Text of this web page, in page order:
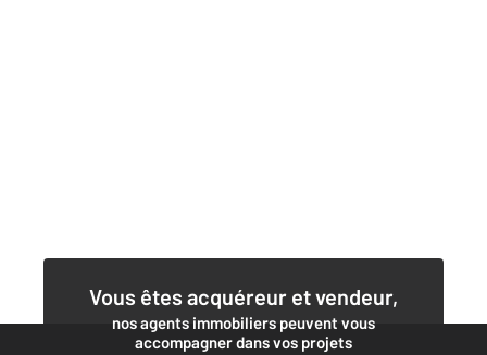
Vous êtes acquéreur et vendeur,
nos agents immobiliers peuvent vous
accompagner dans vos projets